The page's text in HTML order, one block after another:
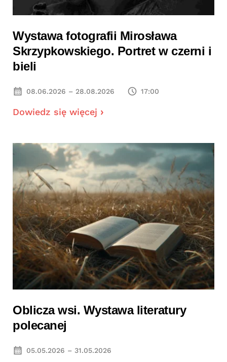
Wystawa fotografii Mirosława
Skrzypkowskiego. Portret w czerni i
bieli
08.06.2026 – 28.08.2026 17:00
Dowiedz się więcej
Oblicza wsi. Wystawa literatury
polecanej
05.05.2026 – 31.05.2026